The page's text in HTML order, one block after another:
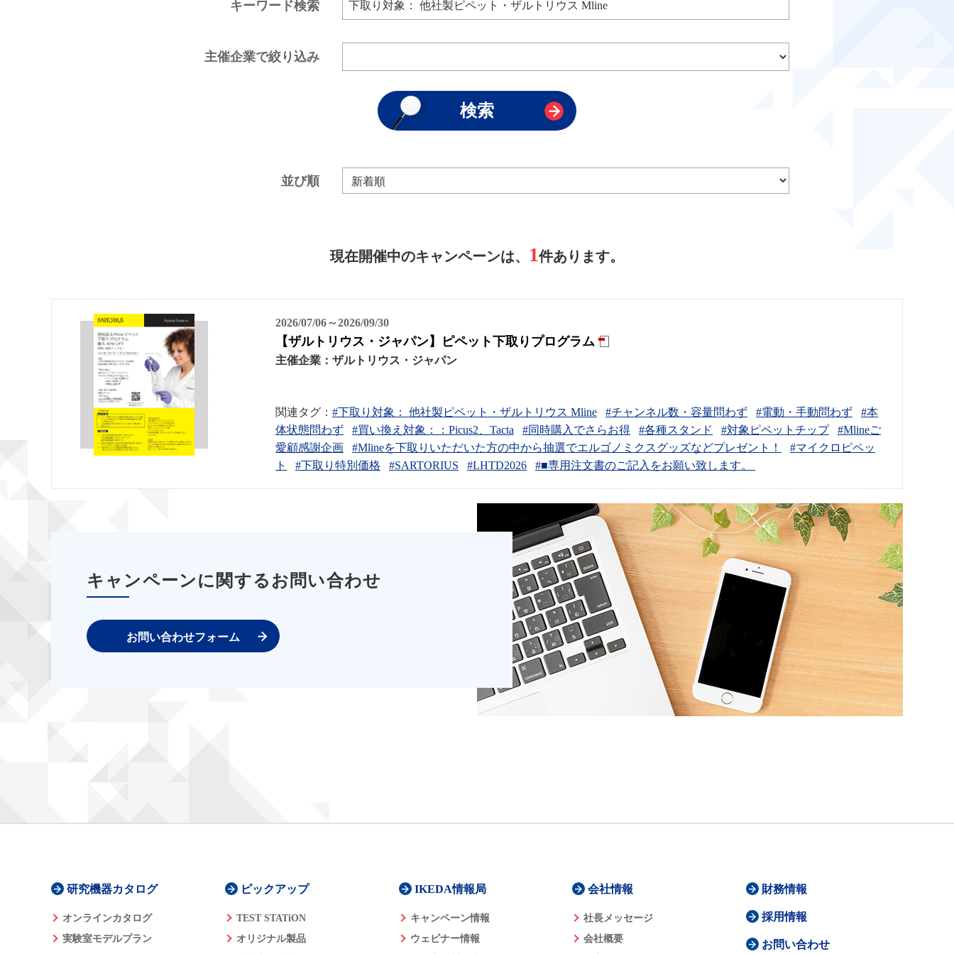
キーワード検索
主催企業で絞り込み
並び順
現在開催中のキャンペーンは、 1件あります。
2026/07/06～2026/09/30
【ザルトリウス・ジャパン】ピペット下取りプログラム
主催企業： ザルトリウス・ジャパン
関連タグ： #下取り対象： 他社製ピペット・ザルトリウス Mline #チャンネル数・容量問わず #電動・手動問わず
#本
体状態問わず
#買い換え対象：：Picus2、Tacta #同時購入でさらお得 #各種スタンド #対象ピペットチップ
#Mlineご
愛顧感謝企画
#Mlineを下取りいただいた方の中から抽選でエルゴノミクスグッズなどプレゼント！
#マイクロピペッ
ト
#下取り特別価格 #SARTORIUS #LHTD2026 #■専用注文書のご記入をお願い致します。
キャンペーンに関するお問い合わせ
お問い合わせフォーム
研究機器カタログ
オンラインカタログ
実験室モデルプラン
ピックアップ
TEST STATiON
オリジナル製品
IKEDA情報局
キャンペーン情報
ウェビナー情報
会社情報
社長メッセージ
会社概要
財務情報
採用情報
お問い合わせ